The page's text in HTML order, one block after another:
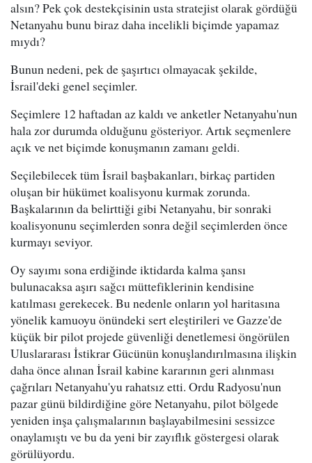
alsın? Pek çok destekçisinin usta stratejist olarak gördüğü
Netanyahu bunu biraz daha incelikli biçimde yapamaz
mıydı?
Bunun nedeni, pek de şaşırtıcı olmayacak şekilde,
İsrail'deki genel seçimler.
Seçimlere 12 haftadan az kaldı ve anketler Netanyahu'nun
hala zor durumda olduğunu gösteriyor. Artık seçmenlere
açık ve net biçimde konuşmanın zamanı geldi.
Seçilebilecek tüm İsrail başbakanları, birkaç partiden
oluşan bir hükümet koalisyonu kurmak zorunda.
Başkalarının da belirttiği gibi Netanyahu, bir sonraki
koalisyonunu seçimlerden sonra değil seçimlerden önce
kurmayı seviyor.
Oy sayımı sona erdiğinde iktidarda kalma şansı
bulunacaksa aşırı sağcı müttefiklerinin kendisine
katılması gerekecek. Bu nedenle onların yol haritasına
yönelik kamuoyu önündeki sert eleştirileri ve Gazze'de
küçük bir pilot projede güvenliği denetlemesi öngörülen
Uluslararası İstikrar Gücünün konuşlandırılmasına ilişkin
daha önce alınan İsrail kabine kararının geri alınması
çağrıları Netanyahu'yu rahatsız etti. Ordu Radyosu'nun
pazar günü bildirdiğine göre Netanyahu, pilot bölgede
yeniden inşa çalışmalarının başlayabilmesini sessizce
onaylamıştı ve bu da yeni bir zayıflık göstergesi olarak
görülüyordu.